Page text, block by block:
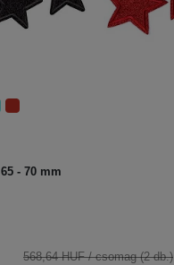
65 - 70 mm
568,64 HUF/ csomag (2 db.)